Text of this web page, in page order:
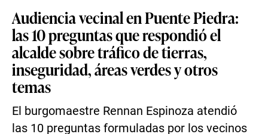
Audiencia vecinal en Puente Piedra:
las 10 preguntas que respondió el
alcalde sobre tráfico de tierras,
inseguridad, áreas verdes y otros
temas
El burgomaestre Rennan Espinoza atendió
las 10 preguntas formuladas por los vecinos